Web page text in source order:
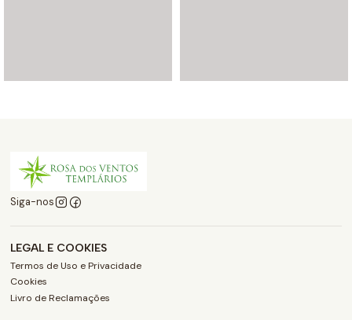
Siga-nos
LEGAL E COOKIES
Termos de Uso e Privacidade
Cookies
Livro de Reclamações